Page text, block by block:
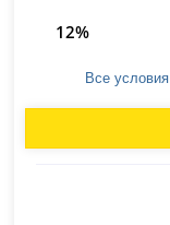
12%
Все условия